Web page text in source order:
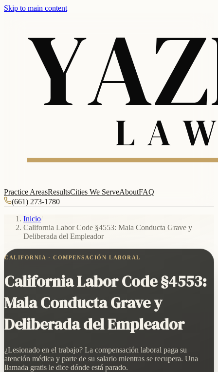
Skip to main content
Practice AreasResultsCities We ServeAboutFAQ
(661) 273-1780
Inicio
California Labor Code §4553: Mala Conducta Grave y
Deliberada del Empleador
CALIFORNIA · COMPENSACIÓN LABORAL
California Labor Code §4553:
Mala Conducta Grave y
Deliberada del Empleador
¿Lesionado en el trabajo? La compensación laboral paga su
atención médica y parte de su salario mientras se recupera. Una
llamada gratis le dice dónde está parado.